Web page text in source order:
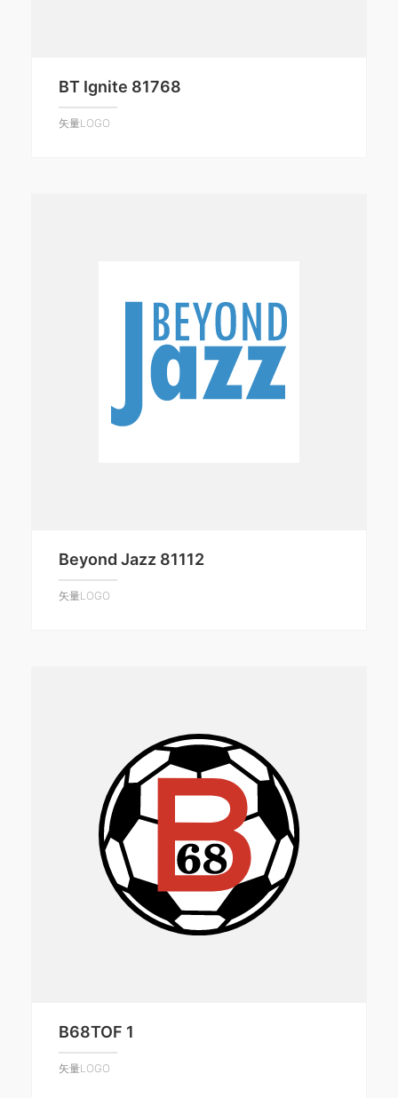
BT Ignite 81768
矢量LOGO
Beyond Jazz 81112
矢量LOGO
B68TOF 1
矢量LOGO